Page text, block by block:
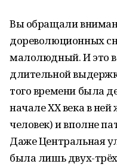
Вы обращали
дореволюционных
малолюдный. И это
длительной
того времени была
начале ХХ века в
человек) и вполне
Даже Центральная
была лишь двух-